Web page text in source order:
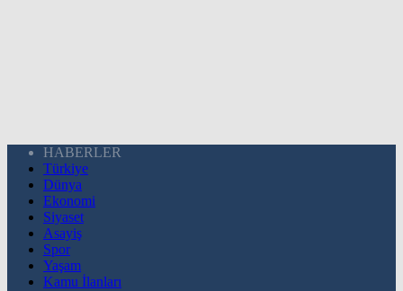
HABERLER
Türkiye
Dünya
Ekonomi
Siyaset
Asayiş
Spor
Yaşam
Kamu İlanları